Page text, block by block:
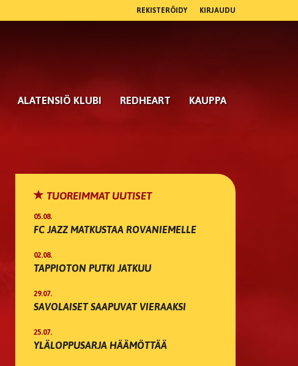
REKISTERÖIDY KIRJAUDU
ALATENSIÖ KLUBI REDHEART KAUPPA
TUOREIMMAT UUTISET
05.08.
FC JAZZ MATKUSTAA ROVANIEMELLE
02.08.
TAPPIOTON PUTKI JATKUU
29.07.
SAVOLAISET SAAPUVAT VIERAAKSI
25.07.
YLÄLOPPUSARJA HÄÄMÖTTÄÄ